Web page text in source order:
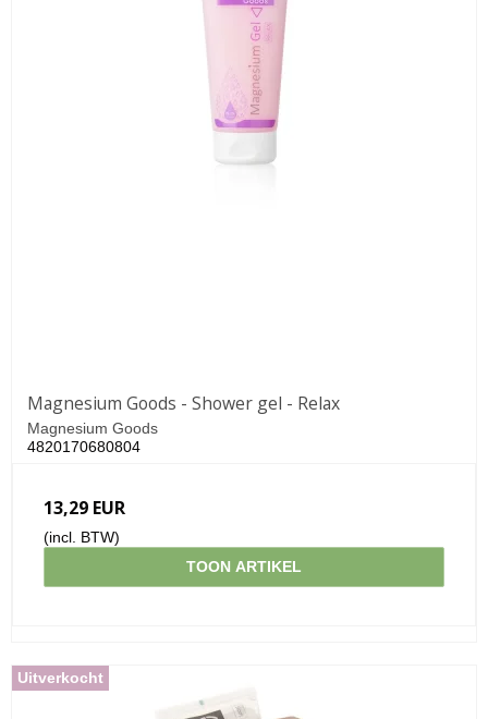
Magnesium Goods - Shower gel - Relax
Magnesium Goods
4820170680804
13,29 EUR
(incl. BTW)
TOON ARTIKEL
Uitverkocht